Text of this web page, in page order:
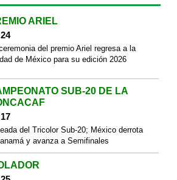
ARIEL
ceremonia del premio Ariel regresa a la
de México para su edición 2026
SUB-20 DE LA
del Tricolor Sub-20; México derrota
y avanza a Semifinales